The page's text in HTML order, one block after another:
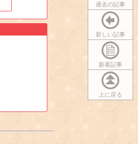
過去の記事
新しい記事
新着記事
上に戻る